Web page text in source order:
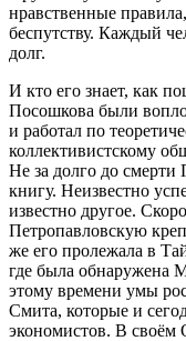
нравственные
беспутству. Каждый
долг.
И кто его знает, как
Посошкова были
и работал по
коллективистскому
Не за долго до
книгу. Неизвестно
известно другое.
Петропавловскую
же его пролежала в
где была обнаружена
этому времени умы
Смита, которые и
экономистов. В своём